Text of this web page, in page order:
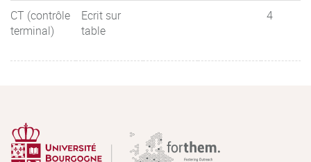
CT (contrôle
terminal)
Ecrit sur
table
4